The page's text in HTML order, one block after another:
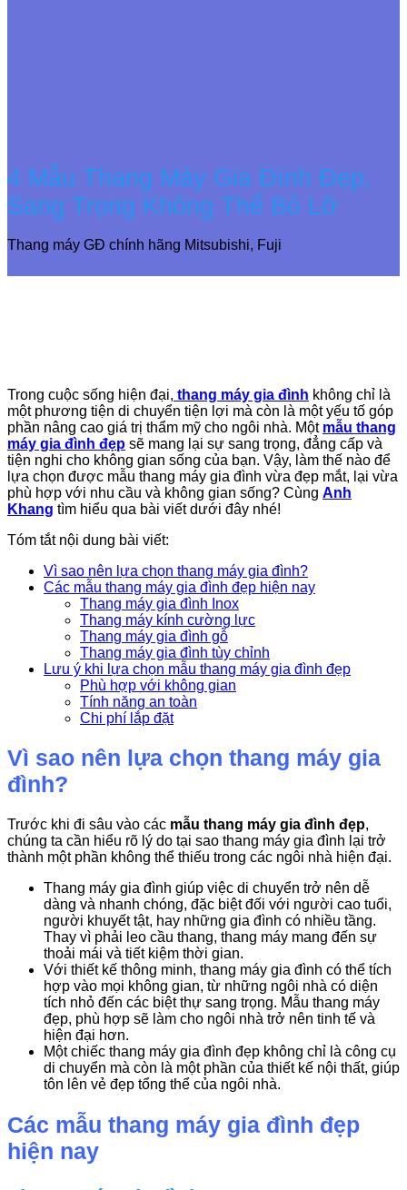
4 Mẫu Thang Máy Gia Đình Đẹp,
Sang Trọng Không Thể Bỏ Lỡ
Thang máy GĐ chính hãng Mitsubishi, Fuji
Trong cuộc sống hiện đại, thang máy gia đình không chỉ là
một phương tiện di chuyển tiện lợi mà còn là một yếu tố góp
phần nâng cao giá trị thẩm mỹ cho ngôi nhà. Một mẫu thang
máy gia đình đẹp sẽ mang lại sự sang trọng, đẳng cấp và
tiện nghi cho không gian sống của bạn. Vậy, làm thế nào để
lựa chọn được mẫu thang máy gia đình vừa đẹp mắt, lại vừa
phù hợp với nhu cầu và không gian sống? Cùng Anh
Khang tìm hiểu qua bài viết dưới đây nhé!
Tóm tắt nội dung bài viết:
Vì sao nên lựa chọn thang máy gia đình?
Các mẫu thang máy gia đình đẹp hiện nay
Thang máy gia đình Inox
Thang máy kính cường lực
Thang máy gia đình gỗ
Thang máy gia đình tùy chỉnh
Lưu ý khi lựa chọn mẫu thang máy gia đình đẹp
Phù hợp với không gian
Tính năng an toàn
Chi phí lắp đặt
Vì sao nên lựa chọn thang máy gia
đình?
Trước khi đi sâu vào các mẫu thang máy gia đình đẹp,
chúng ta cần hiểu rõ lý do tại sao thang máy gia đình lại trở
thành một phần không thể thiếu trong các ngôi nhà hiện đại.
Thang máy gia đình giúp việc di chuyển trở nên dễ
dàng và nhanh chóng, đặc biệt đối với người cao tuổi,
người khuyết tật, hay những gia đình có nhiều tầng.
Thay vì phải leo cầu thang, thang máy mang đến sự
thoải mái và tiết kiệm thời gian.
Với thiết kế thông minh, thang máy gia đình có thể tích
hợp vào mọi không gian, từ những ngôi nhà có diện
tích nhỏ đến các biệt thự sang trọng. Mẫu thang máy
đẹp, phù hợp sẽ làm cho ngôi nhà trở nên tinh tế và
hiện đại hơn.
Một chiếc thang máy gia đình đẹp không chỉ là công cụ
di chuyển mà còn là một phần của thiết kế nội thất, giúp
tôn lên vẻ đẹp tổng thể của ngôi nhà.
Các mẫu thang máy gia đình đẹp
hiện nay